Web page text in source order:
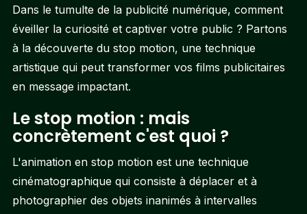
Dans le tumulte de la publicité numérique, comment
éveiller la curiosité et captiver votre public ? Partons
à la découverte du stop motion, une technique
artistique qui peut transformer vos films publicitaires
en message impactant.
Le stop motion : mais
concrètement c'est quoi ?
L'animation en stop motion est une technique
cinématographique qui consiste à déplacer et à
photographier des objets inanimés à intervalles